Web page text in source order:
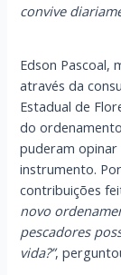
convive
Edson Pascoal,
através da
Estadual de
do
puderam
instrumento.
contribuições
novo
pescadores
vida?”,